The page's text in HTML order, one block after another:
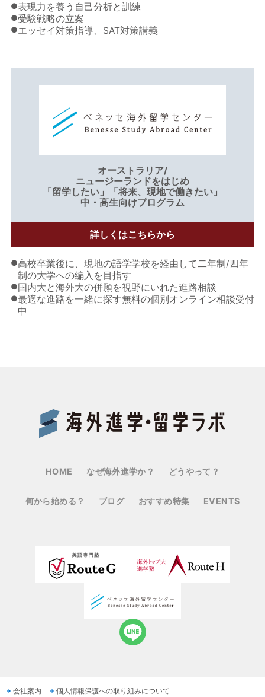
●表現力を養う自己分析と訓練
●受験戦略の立案
●エッセイ対策指導、SAT対策講義
オーストラリア/
ニュージーランドをはじめ
「留学したい」「将来、現地で働きたい」
中・高生向けプログラム
詳しくはこちらから
●高校卒業後に、現地の語学学校を経由して二年制/四年
制の大学への編入を目指す
●国内大と海外大の併願を視野にいれた進路相談
●最適な進路を一緒に探す無料の個別オンライン相談受付
中
HOME なぜ海外進学か？ どうやって？
何から始める？ ブログ おすすめ特集 EVENTS
会社案内 個人情報保護への取り組みについて